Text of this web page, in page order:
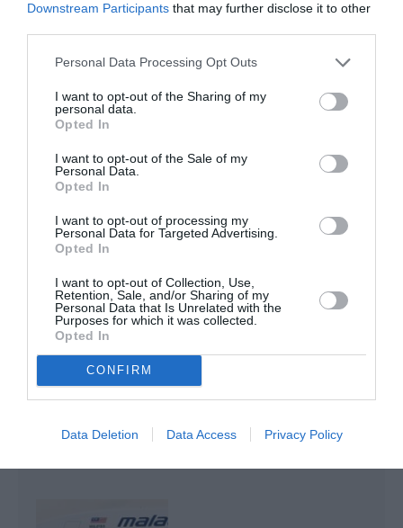
Downstream Participants that may further disclose it to other
Personal Data Processing Opt Outs
I want to opt-out of the Sharing of my
personal data.
Opted In
I want to opt-out of the Sale of my
Personal Data.
Opted In
I want to opt-out of processing my
Personal Data for Targeted Advertising.
Opted In
I want to opt-out of Collection, Use,
Retention, Sale, and/or Sharing of my
Personal Data that Is Unrelated with the
Purposes for which it was collected.
Opted In
CONFIRM
Data Deletion Data Access Privacy Policy
DERNIERS COMMENTAIRES
Tiloa commenté l'article :
Airbus A320neo et A350 : un défaut latent de bouton
incendie peut provoquer l’arrêt d’un moteur
Thaïlande a commenté l'article :
Il s’est masturbé sur une passagère endormie : trois ans
de prison et interdiction de séjour en Thaïlande
annulation de vols finnair pilotes